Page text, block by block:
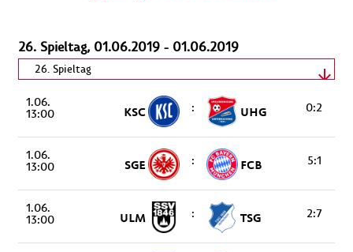
26. Spieltag, 01.06.2019 - 01.06.2019
01.06.2019 - 01.06.2019
1.06.
13:00 KSC : UHG 0:2
1.06.
13:00 SGE : FCB 5:1
1.06.
13:00 ULM : TSG 2:7